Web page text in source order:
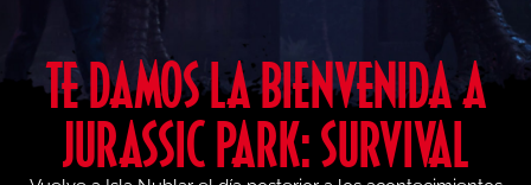
TE DAMOS LA BIENVENIDA A
JURASSIC PARK: SURVIVAL